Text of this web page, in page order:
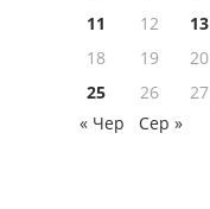
11
12 13
18
19 20
25
26 27
« Чер
Сер »